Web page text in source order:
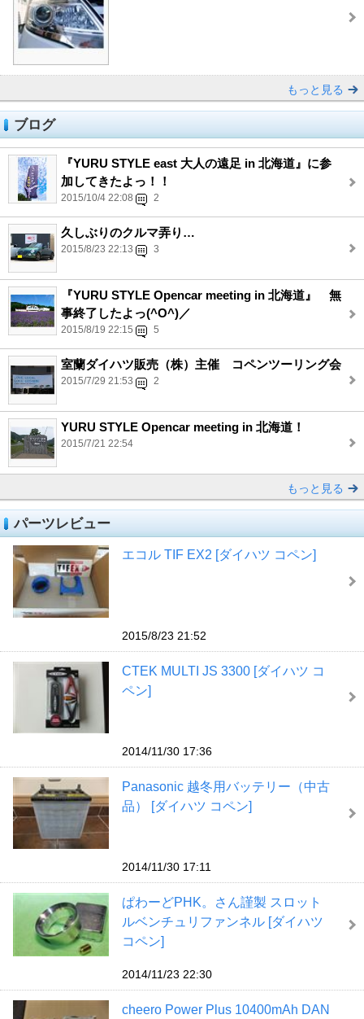
もっと見る
ブログ
『YURU STYLE east 大人の遠足 in 北海道』に参
加してきたよっ！！
2015/10/4 22:08 2
久しぶりのクルマ弄り…
2015/8/23 22:13 3
『YURU STYLE Opencar meeting in 北海道』 無
事終了したよっ(^O^)／
2015/8/19 22:15 5
室蘭ダイハツ販売（株）主催 コペンツーリング会
2015/7/29 21:53 2
YURU STYLE Opencar meeting in 北海道！
2015/7/21 22:54
もっと見る
パーツレビュー
エコル TIF EX2 [ダイハツ コペン]
2015/8/23 21:52
CTEK MULTI JS 3300 [ダイハツ コ
ペン]
2014/11/30 17:36
Panasonic 越冬用バッテリー（中古
品） [ダイハツ コペン]
2014/11/30 17:11
ぱわーどPHK。さん謹製 スロット
ルベンチュリファンネル [ダイハツ
コペン]
2014/11/23 22:30
cheero Power Plus 10400mAh DAN